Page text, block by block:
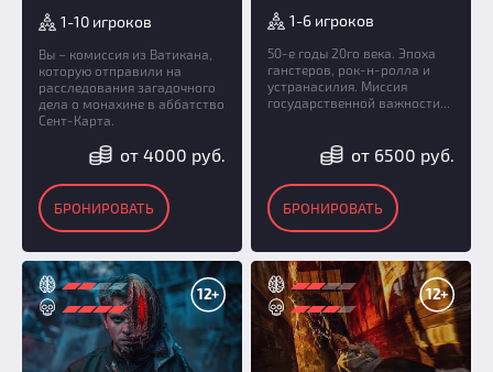
1-10 игроков
Вы – комиссия из Ватикана,
которую отправили на
расследования загадочного
дела о монахине в аббатство
Сент-Карта.
от 4000 руб.
БРОНИРОВАТЬ
1-6 игроков
50-е годы 20го века. Эпоха
ганстеров, рок-н-ролла и
устранасилия. Миссия
государственной важности...
от 6500 руб.
БРОНИРОВАТЬ
12+ 12+